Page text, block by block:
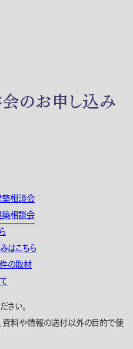
のお申し込み
築相談会
築相談会
はこちら
の取材
さい。
資料や情報の送付以外の目的で使